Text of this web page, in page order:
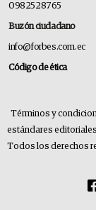
0982528765
Buzón ciudadano
info@forbes.com.ec
Código de ética
Términos y
estándares editoriales
Todos los derechos